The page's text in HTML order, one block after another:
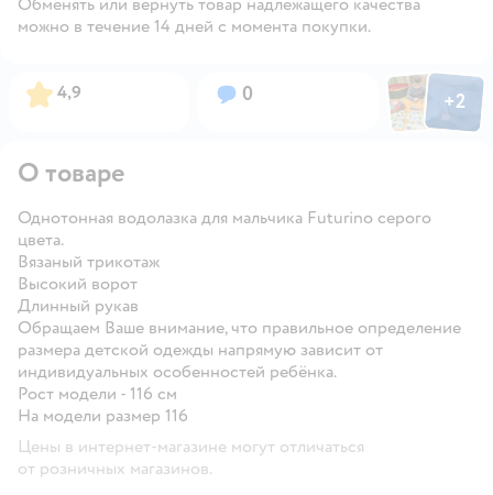
можно в течение 14 дней с момента покупки.
Рейтинг:
4,9 Вопросов:
0 ФотоФото
+2
О товаре
Однотонная водолазка для мальчика Futurino серого
цвета.
Вязаный трикотаж
Высокий ворот
Длинный рукав
Обращаем Ваше внимание, что правильное определение
размера детской одежды напрямую зависит от
индивидуальных особенностей ребёнка.
Рост модели - 116 см
На модели размер 116
Цены в интернет-магазине могут отличаться
от розничных магазинов.